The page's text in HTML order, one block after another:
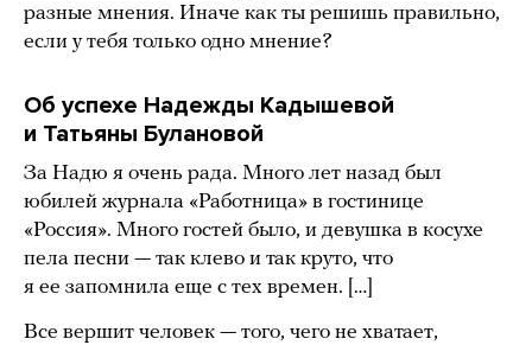
разные мнения. Иначе как ты решишь правильно,
если у тебя только одно мнение?
Об успехе Надежды Кадышевой
и Татьяны Булановой
За Надю я очень рада. Много лет назад был
юбилей журнала «Работница» в гостинице
«Россия». Много гостей было, и девушка в косухе
пела песни — так клево и так круто, что
я ее запомнила еще с тех времен. […]
Все вершит человек — того, чего не хватает,